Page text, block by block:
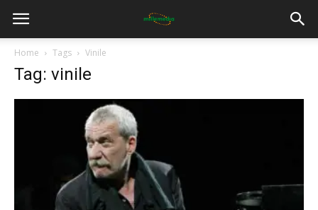
Home Tags Vinile
Tag: vinile